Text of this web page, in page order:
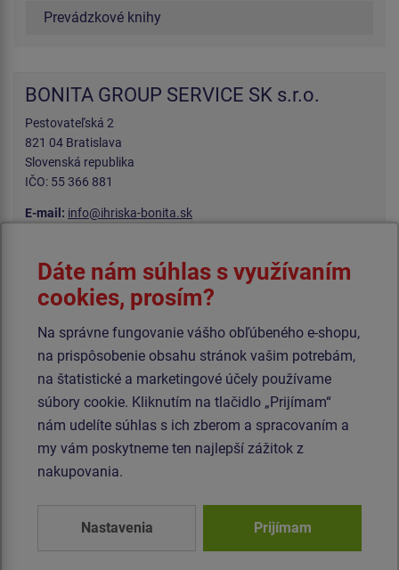
Dáte nám súhlas s využívaním
cookies, prosím?
Na správne fungovanie vášho obľúbeného e-shopu,
na prispôsobenie obsahu stránok vašim potrebám,
na štatistické a marketingové účely používame
súbory cookie. Kliknutím na tlačidlo „Prijímam“
nám udelíte súhlas s ich zberom a spracovaním a
my vám poskytneme ten najlepší zážitok z
nakupovania.
Nastavenia Prijímam
Prevádzkové knihy
BONITA GROUP SERVICE SK s.r.o.
Pestovateľská 2
821 04 Bratislava
Slovenská republika
IČO: 55 366 881
E-mail: info@ihriska-bonita.sk